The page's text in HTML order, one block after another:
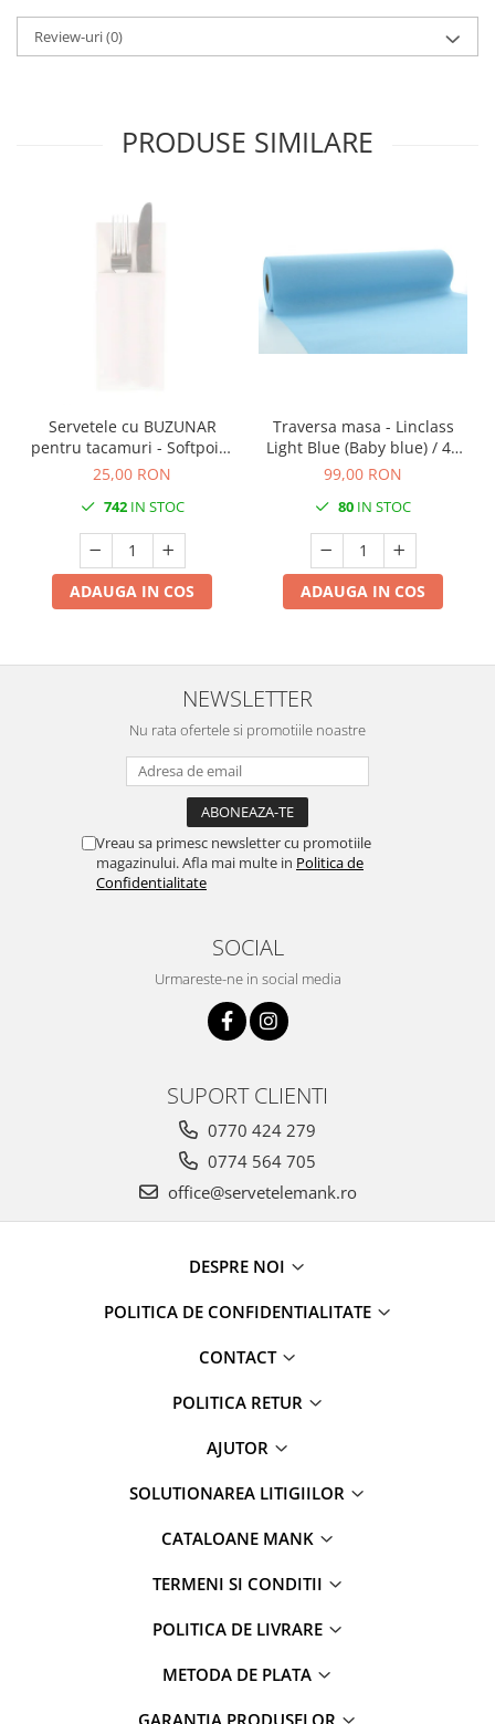
Review-uri(0)
PRODUSE SIMILARE
Servetele cu BUZUNAR
pentru tacamuri - Softpoint
(Alb) / 33 x 40 cm / 50 buc
25,00 RON
742IN STOC
ADAUGA IN COS
Traversa masa - Linclass
Light Blue (Baby blue) / 40
cm x 24 m / 1 rola
99,00 RON
80 IN STOC
ADAUGA IN COS
NEWSLETTER
Nu rata ofertele si promotiile noastre
Vreau sa primesc newsletter cu promotiile
magazinului. Afla mai multe in Politica de
Confidentialitate
SOCIAL
Urmareste-ne in social media
SUPORT CLIENTI
0770 424 279
0774 564 705
office@servetelemank.ro
DESPRE NOI
POLITICA DE CONFIDENTIALITATE
CONTACT
POLITICA RETUR
AJUTOR
SOLUTIONAREA LITIGIILOR
CATALOANE MANK
TERMENI SI CONDITII
POLITICA DE LIVRARE
METODA DE PLATA
GARANTIA PRODUSELOR